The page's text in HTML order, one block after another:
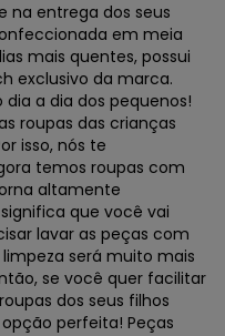
na entrega dos seus
em meia
mais quentes, possui
exclusivo da marca.
a dia dos pequenos!
roupas das crianças
isso, nós te
temos roupas com
altamente
que você vai
lavar as peças com
será muito mais
se você quer facilitar
dos seus filhos
perfeita! Peças